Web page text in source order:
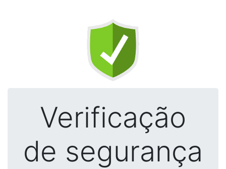
Verificação
de segurança